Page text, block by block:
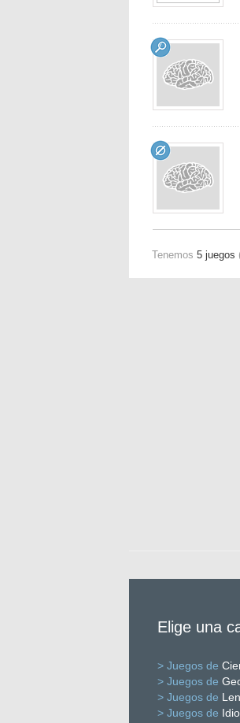
Tenemos 5 juegos
Elige una
> Juegos de
> Juegos de
> Juegos de
> Juegos de